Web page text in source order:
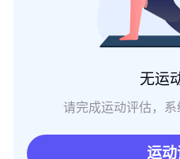
无运
请完成运动评估，系
运